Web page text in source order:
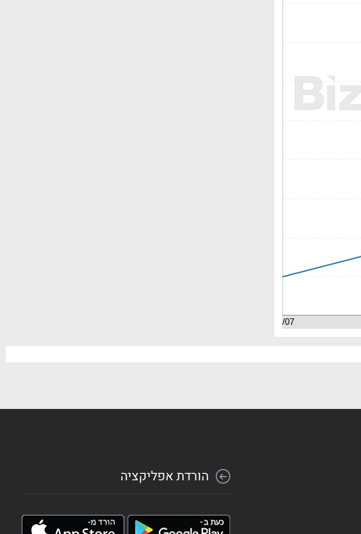
הורדת אפליקציה